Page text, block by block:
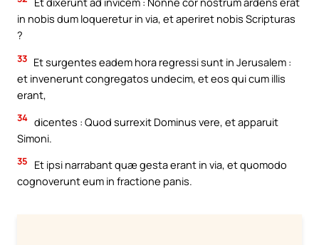
in nobis dum loqueretur in via, et aperiret nobis Scripturas
?
33 Et surgentes eadem hora regressi sunt in Jerusalem :
et invenerunt congregatos undecim, et eos qui cum illis
erant,
34 dicentes : Quod surrexit Dominus vere, et apparuit
Simoni.
35
Et ipsi narrabant quæ gesta erant in via, et quomodo
cognoverunt eum in fractione panis.